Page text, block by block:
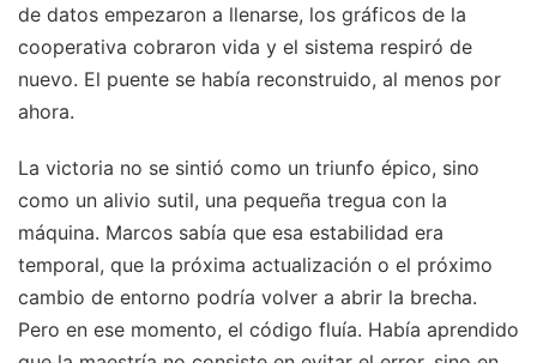
de datos empezaron a llenarse, los gráficos de la
cooperativa cobraron vida y el sistema respiró de
nuevo. El puente se había reconstruido, al menos por
ahora.
La victoria no se sintió como un triunfo épico, sino
como un alivio sutil, una pequeña tregua con la
máquina. Marcos sabía que esa estabilidad era
temporal, que la próxima actualización o el próximo
cambio de entorno podría volver a abrir la brecha.
Pero en ese momento, el código fluía. Había aprendido